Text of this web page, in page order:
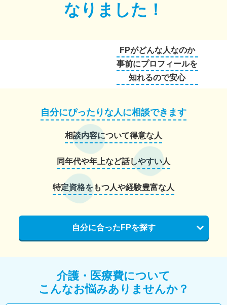
なりました！
FPがどんな人なのか
事前にプロフィールを
知れるので安心
自分にぴったりな人に相談できます
相談内容について得意な人
同年代や年上など話しやすい人
特定資格をもつ人や経験豊富な人
自分に合ったFPを探す
介護・医療費について
こんなお悩みありませんか？